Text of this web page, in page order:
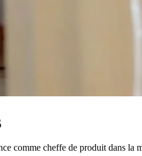
comme cheffe de produit dans la